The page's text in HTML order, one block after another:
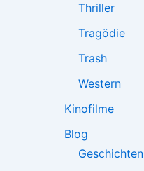
Thriller
Tragödie
Trash
Western
Kinofilme
Blog
Geschichten